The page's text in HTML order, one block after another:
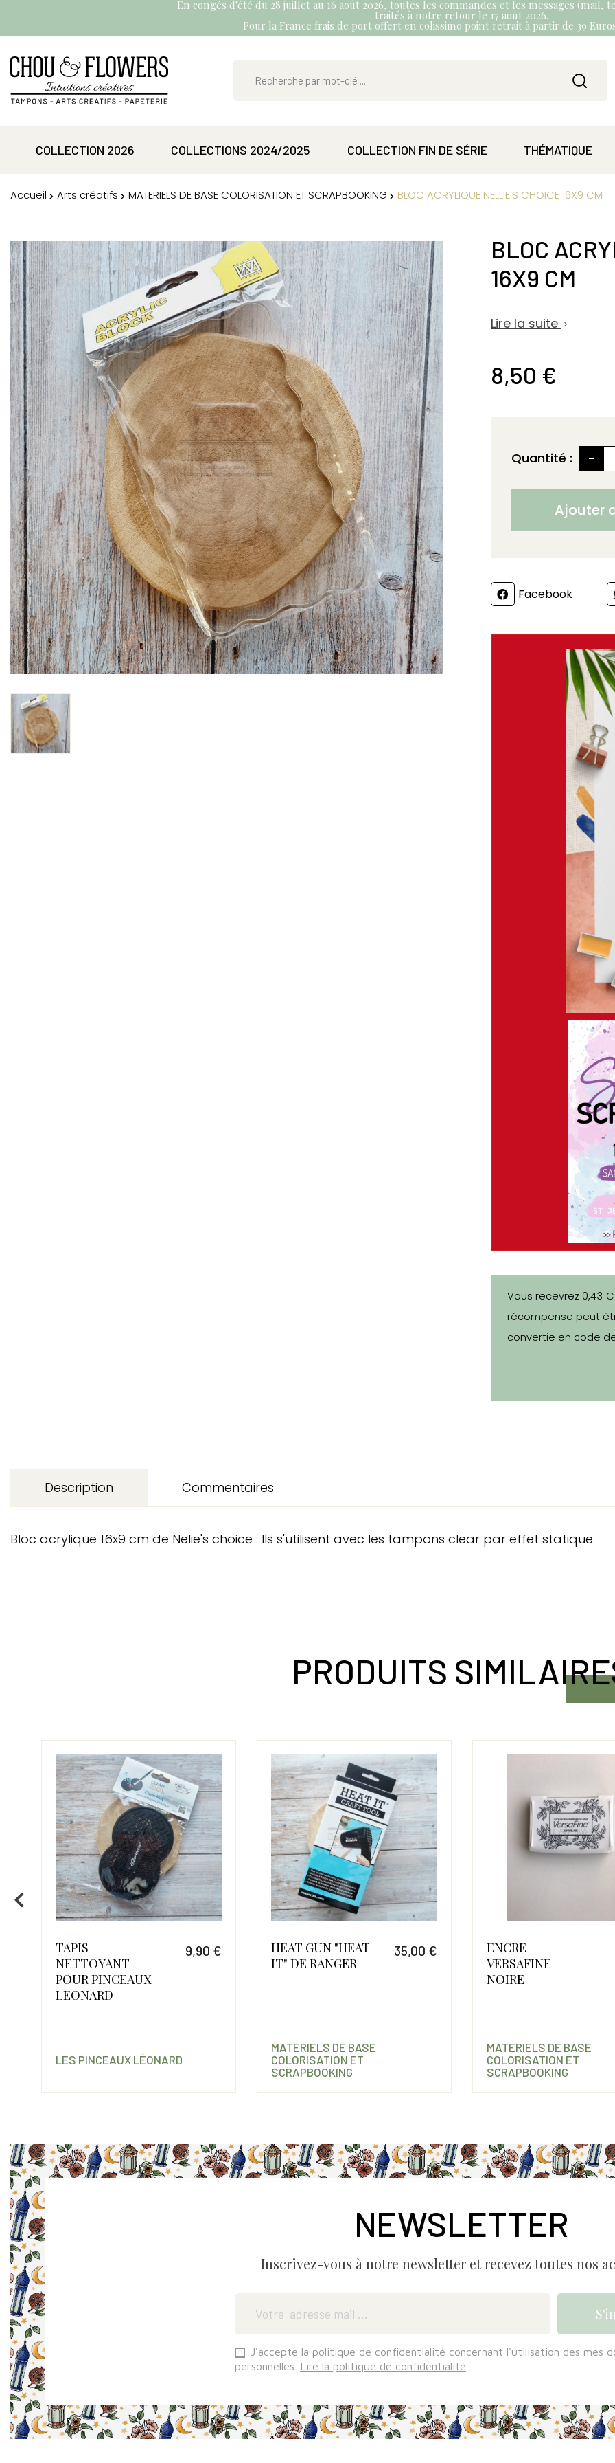
En congés d'été du 28 juillet au 16 août 2026, toutes les commandes et les messages (mail,
traités à notre retour le 17 août 2026.
Pour la France frais de port offert en colissimo point retrait à partir de 39
COLLECTION 2026 COLLECTIONS 2024/2025 COLLECTION FIN DE SÉRIE THÉMATIQUE
Accueil Arts créatifs MATERIELS DE BASE COLORISATION ET SCRAPBOOKING BLOC ACRYLIQUE NELLIE'S CHOICE 16X9 CM
BLOC
16X9 CM
Lire la suite 
8,50 €
Quantité : -
Ajouter
PartagerFacebook
Vous recevrez 0,43
récompense peut
convertie en code
Description
Bloc acrylique 16x9 cm de Nelie's choice : Ils s'utilisent avec les tampons clear par effet statique.
Commentaires
PRODUITS
TAPIS
NETTOYANT
POUR PINCEAUX
LEONARD
9,90 €
LES PINCEAUX LÉONARD
HEAT GUN "HEAT
IT" DE RANGER
35,00 €
MATERIELS DE BASE
COLORISATION ET
SCRAPBOOKING
ENCRE
VERSAFINE
NOIRE
MATERIELS DE BASE
COLORISATION ET
SCRAPBOOKING
NEWSLETTER
Inscrivez-vous à notre newsletter et recevez toutes nos
J'accepte la politique de confidentialité concernant l'utilisation des mes
personnelles.
Lire la politique de confidentialité